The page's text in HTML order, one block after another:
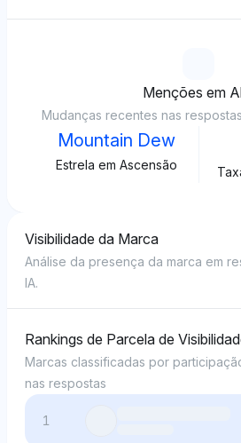
Menções em
Mudanças recentes nas
Mountain Dew
Estrela em Ascensão
Visibilidade da Marca
Análise da presença da marca em
IA.
Rankings de Parcela de
Marcas classificadas por
nas respostas
1